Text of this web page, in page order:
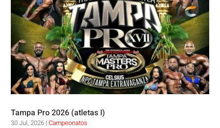
Tampa Pro 2026 (atletas I)
30 Jul, 2026 |Campeonatos